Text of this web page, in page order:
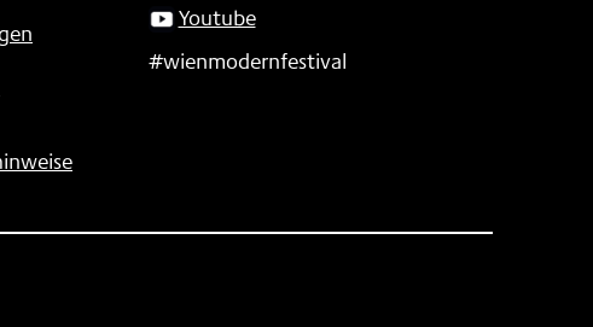
Youtube
#wienmodernfestival